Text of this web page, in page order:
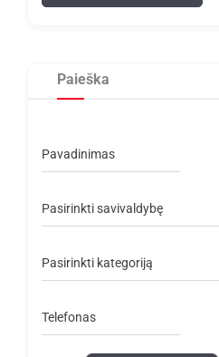
Paieška
Pavadinimas
Pasirinkti savivaldybę
Pasirinkti kategoriją
Telefonas